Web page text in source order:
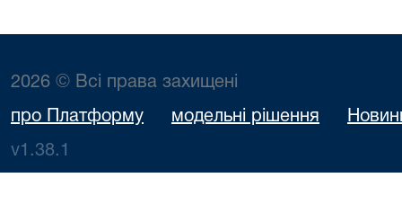
2026 © Всі права захищені
про Платформу модельні рішення
v1.38.1